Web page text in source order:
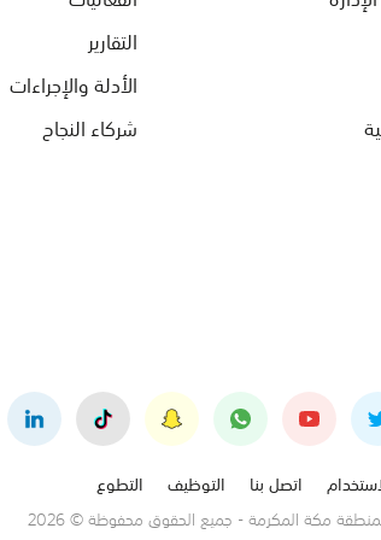
التقارير
الأدلة والإجراءات
شركاء النجاح
اتصل بنا التوظيف
التطوع
مكة المكرمة - جميع الحقوق محفوظة © 2026